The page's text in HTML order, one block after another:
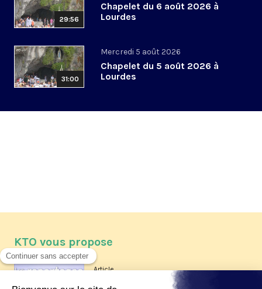
29:56
Chapelet du 6 août 2026 à
Lourdes
31:00
Mercredi 5 août 2026
Chapelet du 5 août 2026 à
Lourdes
KTO vous propose
Article
Les reportages d'été 2026 de KTO